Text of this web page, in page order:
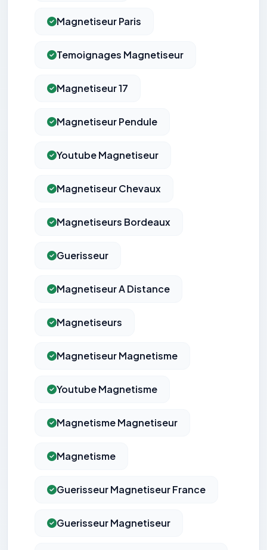
Magnetiseur Paris
Temoignages Magnetiseur
Magnetiseur 17
Magnetiseur Pendule
Youtube Magnetiseur
Magnetiseur Chevaux
Magnetiseurs Bordeaux
Guerisseur
Magnetiseur A Distance
Magnetiseurs
Magnetiseur Magnetisme
Youtube Magnetisme
Magnetisme Magnetiseur
Magnetisme
Guerisseur Magnetiseur France
Guerisseur Magnetiseur